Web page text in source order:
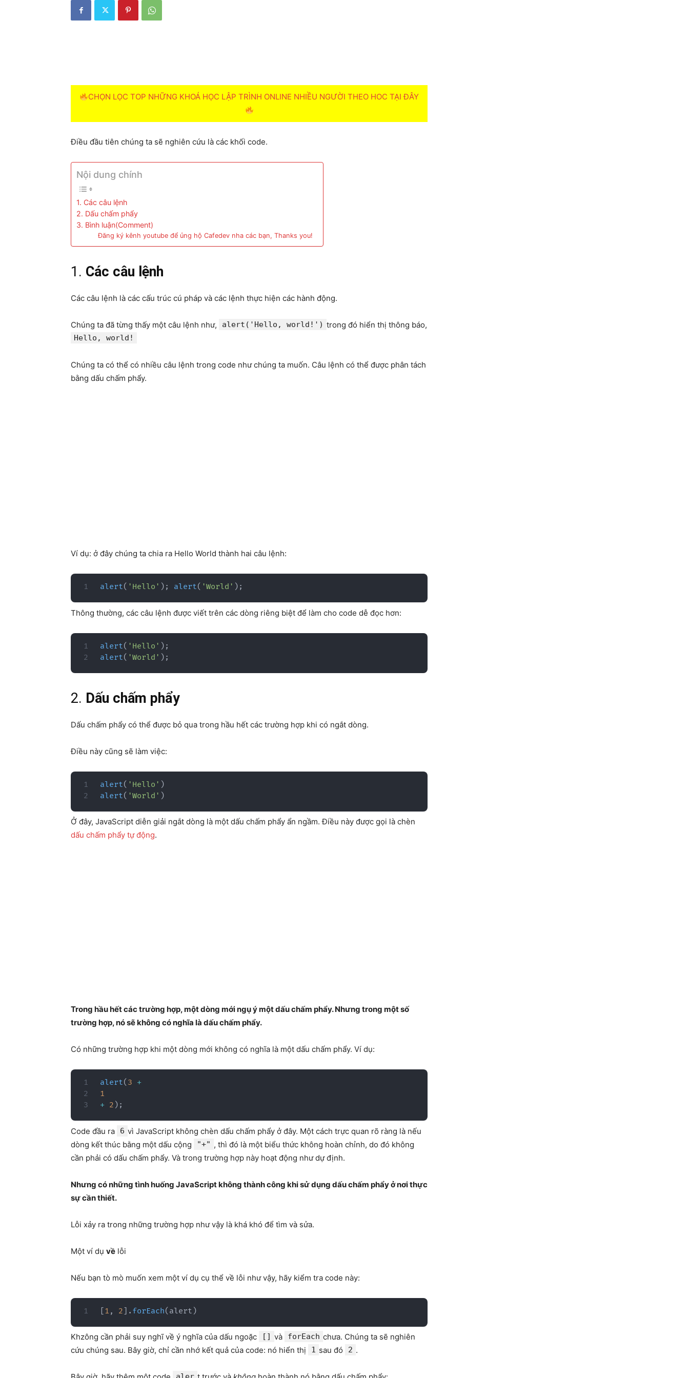
CHỌN LỌC TOP NHỮNG KHOÁ HỌC LẬP TRÌNH ONLINE NHIỀU NGƯỜI THEO HOC TẠI ĐÂY
Điều đầu tiên chúng ta sẽ nghiên cứu là các khối code.
Nội dung chính
1. Các câu lệnh
2. Dấu chấm phẩy
3. Bình luận(Comment)
Đăng ký kênh youtube để ủng hộ Cafedev nha các bạn, Thanks you!
1. Các câu lệnh
Các câu lệnh là các cấu trúc cú pháp và các lệnh thực hiện các hành động.
Chúng ta đã từng thấy một câu lệnh như, alert('Hello, world!') trong đó hiển thị thông báo,
Hello, world!
Chúng ta có thể có nhiều câu lệnh trong code như chúng ta muốn. Câu lệnh có thể được phân tách
bằng dấu chấm phẩy.
Ví dụ: ở đây chúng ta chia ra Hello World thành hai câu lệnh:
alert( 'Hello' ) ; alert( 'World' ) ;
Thông thường, các câu lệnh được viết trên các dòng riêng biệt để làm cho code dễ đọc hơn:
alert( 'Hello' ) ;
alert( 'World' ) ;
2. Dấu chấm phẩy
Dấu chấm phẩy có thể được bỏ qua trong hầu hết các trường hợp khi có ngắt dòng.
Điều này cũng sẽ làm việc:
alert( 'Hello' )
alert( 'World' )
Ở đây, JavaScript diễn giải ngắt dòng là một dấu chấm phẩy ẩn ngầm. Điều này được gọi là chèn
dấu chấm phẩy tự động.
Trong hầu hết các trường hợp, một dòng mới ngụ ý một dấu chấm phẩy. Nhưng trong một số
trường hợp, nó sẽ không có nghĩa là dấu chấm phẩy.
Có những trường hợp khi một dòng mới không có nghĩa là một dấu chấm phẩy. Ví dụ:
alert( 3 +
1
+ 2 ) ;
Code đầu ra 6 vì JavaScript không chèn dấu chấm phẩy ở đây. Một cách trực quan rõ ràng là nếu
dòng kết thúc bằng một dấu cộng
"+" , thì đó là một biểu thức không hoàn chỉnh, do đó không
cần phải có dấu chấm phẩy. Và trong trường hợp này hoạt động như dự định.
Nhưng có những tình huống JavaScript không thành công khi sử dụng dấu chấm phẩy ở nơi thực
sự cần thiết.
Lỗi xảy ra trong những trường hợp như vậy là khá khó để tìm và sửa.
Một ví dụ về lỗi
Nếu bạn tò mò muốn xem một ví dụ cụ thể về lỗi như vậy, hãy kiểm tra code này:
[1 , 2] . forEach( alert )
Khzông cần phải suy nghĩ về ý nghĩa của dấu ngoặc [] và forEach chưa. Chúng ta sẽ nghiên
cứu chúng sau. Bây giờ, chỉ cần nhớ kết quả của code: nó hiển thị
1 sau đó 2 .